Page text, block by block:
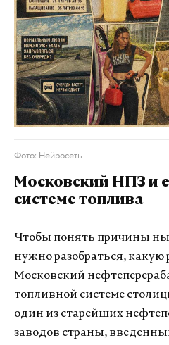
Фото: Нейросеть
Московский НПЗ и
системе топлива
Чтобы понять причины
нужно разобраться, какую
Московский
топливной системе
один из старейших
заводов страны,